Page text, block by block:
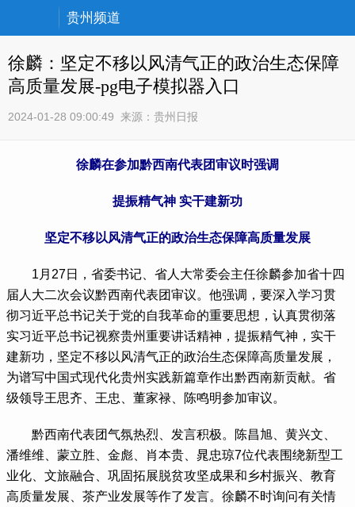
贵州频道
徐麟：坚定不移以风清气正的政治生态保障
高质量发展-pg电子模拟器入口
2024-01-28 09:00:49 来源： 贵州日报
徐麟在参加黔西南代表团审议时强调
提振精气神 实干建新功
坚定不移以风清气正的政治生态保障高质量发展
1月27日，省委书记、省人大常委会主任徐麟参加省十四
届人大二次会议黔西南代表团审议。他强调，要深入学习贯
彻习近平总书记关于党的自我革命的重要思想，认真贯彻落
实习近平总书记视察贵州重要讲话精神，提振精气神，实干
建新功，坚定不移以风清气正的政治生态保障高质量发展，
为谱写中国式现代化贵州实践新篇章作出黔西南新贡献。省
级领导王思齐、王忠、董家禄、陈鸣明参加审议。
黔西南代表团气氛热烈、发言积极。陈昌旭、黄兴文、
潘维维、蒙立胜、金彪、肖本贵、晁忠琼7位代表围绕新型工
业化、文旅融合、巩固拓展脱贫攻坚成果和乡村振兴、教育
高质量发展、茶产业发展等作了发言。徐麟不时询问有关情